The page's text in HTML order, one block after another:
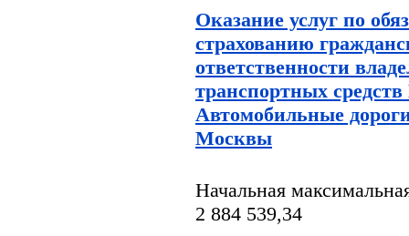
Оказание услуг по
страхованию
ответственности
транспортных
Автомобильные
Москвы
Начальная
2 884 539,34